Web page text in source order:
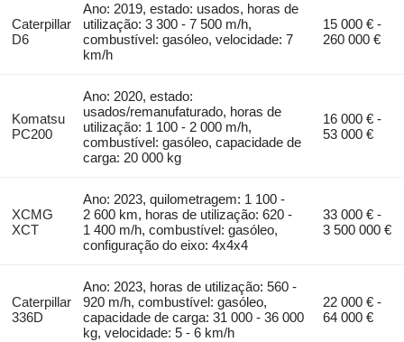
Caterpillar
D6
Ano: 2019, estado: usados, horas de
utilização: 3 300 - 7 500 m/h,
combustível: gasóleo, velocidade: 7
km/h
15 000 € -
260 000 €
Komatsu
PC200
Ano: 2020, estado:
usados/remanufaturado, horas de
utilização: 1 100 - 2 000 m/h,
combustível: gasóleo, capacidade de
carga: 20 000 kg
16 000 € -
53 000 €
XCMG
XCT
Ano: 2023, quilometragem: 1 100 -
2 600 km, horas de utilização: 620 -
1 400 m/h, combustível: gasóleo,
configuração do eixo: 4x4x4
33 000 € -
3 500 000 €
Caterpillar
336D
Ano: 2023, horas de utilização: 560 -
920 m/h, combustível: gasóleo,
capacidade de carga: 31 000 - 36 000
kg, velocidade: 5 - 6 km/h
22 000 € -
64 000 €